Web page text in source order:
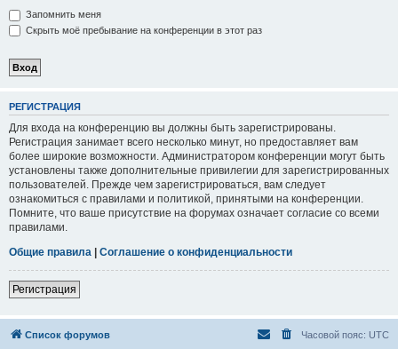
Запомнить меня
Скрыть моё пребывание на конференции в этот раз
РЕГИСТРАЦИЯ
Для входа на конференцию вы должны быть зарегистрированы.
Регистрация занимает всего несколько минут, но предоставляет вам
более широкие возможности. Администратором конференции могут быть
установлены также дополнительные привилегии для зарегистрированных
пользователей. Прежде чем зарегистрироваться, вам следует
ознакомиться с правилами и политикой, принятыми на конференции.
Помните, что ваше присутствие на форумах означает согласие со всеми
правилами.
Общие правила | Соглашение о конфиденциальности
Регистрация
Список форумов Часовой пояс: UTC